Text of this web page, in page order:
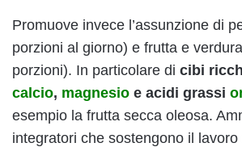
Promuove invece l’assunzione di
porzioni al giorno) e frutta e
porzioni). In particolare di cibi
calcio, magnesio e acidi grassi
esempio la frutta secca oleosa.
integratori che sostengono il